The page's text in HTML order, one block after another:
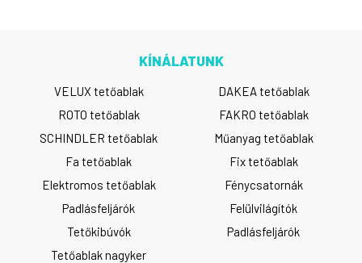
KÍNÁLATUNK
VELUX tetőablak
DAKEA tetőablak
ROTO tetőablak
FAKRO tetőablak
SCHINDLER tetőablak
Műanyag tetőablak
Fa tetőablak
Fix tetőablak
Elektromos tetőablak
Fénycsatornák
Padlásfeljárók
Felülvilágítók
Tetőkibúvók
Padlásfeljárók
Tetőablak nagyker